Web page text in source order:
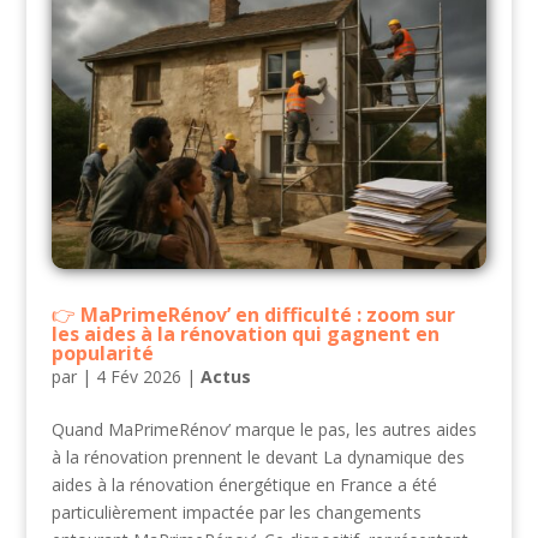
MaPrimeRénov’ en difficulté : zoom sur
les aides à la rénovation qui gagnent en
popularité
par | 4 Fév 2026 | Actus
Quand MaPrimeRénov’ marque le pas, les autres aides
à la rénovation prennent le devant La dynamique des
aides à la rénovation énergétique en France a été
particulièrement impactée par les changements